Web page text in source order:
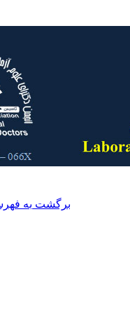
برگشت به